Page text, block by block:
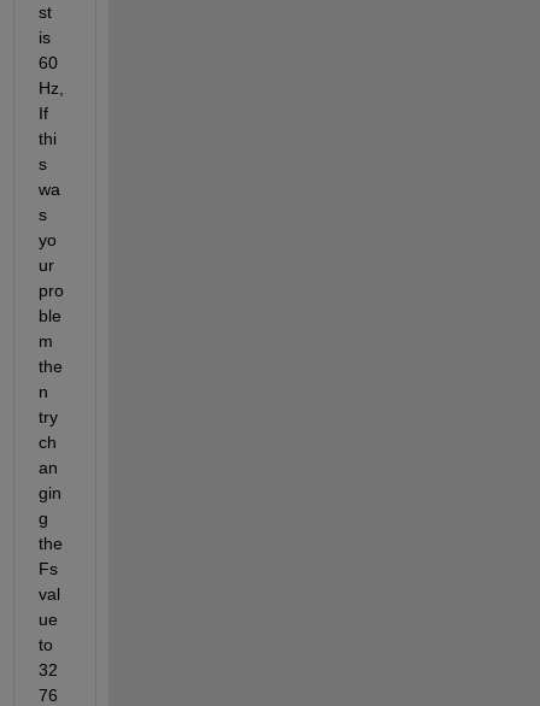
st
is
60
Hz,
If
thi
s
wa
s
yo
ur
pro
ble
m
the
n
try
ch
an
gin
g
the
Fs
val
ue
to
32
76